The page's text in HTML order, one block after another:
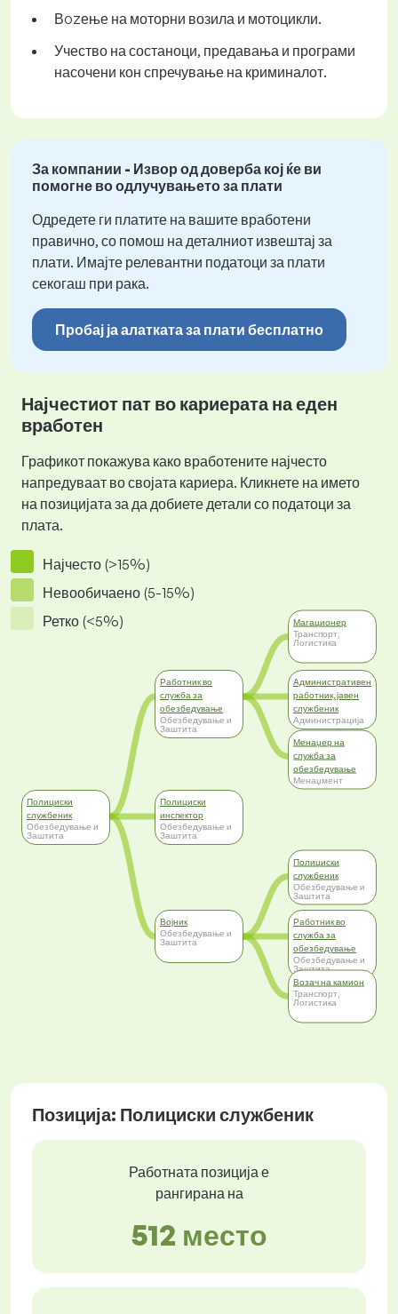
Вozење на моторни возила и мотоцикли.
Учество на состаноци, предавања и програми
насочени кон спречување на криминалот.
За компании - Извор од доверба кој ќе ви
помогне во одлучувањето за плати
Одредете ги платите на вашите вработени
правично, со помош на деталниот извештај за
плати. Имајте релевантни податоци за плати
секогаш при рака.
Пробај ја алатката за плати бесплатно
Најчестиот пат во кариерата на еден
вработен
Графикот покажува како вработените најчесто
напредуваат во својата кариера. Кликнете на името
на позицијата за да добиете детали со податоци за
плата.
Најчесто (>15%)
Невообичаено (5-15%)
Ретко (<5%)
Полициски
службеник
Обезбедување и
Заштита
Работник во
служба за
обезбедување
Обезбедување и
Заштита
Полициски
инспектор
Обезбедување и
Заштита
Војник
Обезбедување и
Заштита
Магационер
Транспорт,
Логистика
Административен
работник, јавен
службеник
Администрација
Менаџер на
служба за
обезбедување
Менаџмент
Полициски
службеник
Обезбедување и
Заштита
Работник во
служба за
обезбедување
Обезбедување и
Заштита
Возач на камион
Транспорт,
Логистика
Позиција: Полициски службеник
Работната позиција е
рангирана на
512 место